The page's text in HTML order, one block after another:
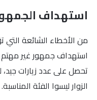
استهداف
من الأخطاء الشائعة التي
استهداف جمهور غير
تحصل على عدد زيارات جيد،
الزوار ليسوا الفئة المناسبة.